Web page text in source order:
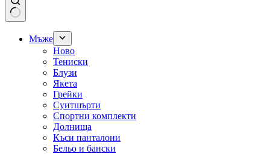
Мъже
Ново
Тениски
Блузи
Якета
Грейки
Суитшърти
Спортни комплекти
Долнища
Къси панталони
Бельо и бански